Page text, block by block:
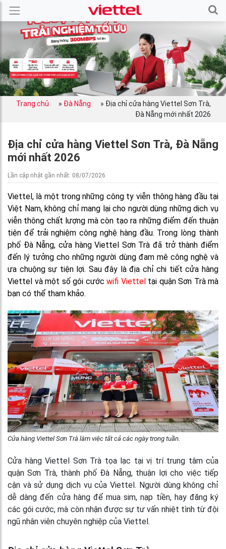
Trang chủ » Đà Nẵng » Địa chỉ cửa hàng Viettel Sơn Trà,
Đà Nẵng mới nhất 2026
Địa chỉ cửa hàng Viettel Sơn Trà, Đà Nẵng
mới nhất 2026
Lần cập nhật gần nhất: 08/07/2026
Viettel, là một trong những công ty viễn thông hàng đầu tại
Việt Nam, không chỉ mang lại cho người dùng những dịch vụ
viễn thông chất lượng mà còn tạo ra những điểm đến thuận
tiện để trải nghiệm công nghệ hàng đầu. Trong lòng thành
phố Đà Nẵng, cửa hàng Viettel Sơn Trà đã trở thành điểm
đến lý tưởng cho những người dùng đam mê công nghệ và
ưa chuộng sự tiện lợi. Sau đây là địa chỉ chi tiết cửa hàng
Viettel và một số gói cước wifi Viettel tại quận Sơn Trà mà
bạn có thể tham khảo.
Cửa hàng Viettel Sơn Trà làm việc tất cả các ngày trong tuần.
Cửa hàng Viettel Sơn Trà tọa lạc tại vị trí trung tâm của
quận Sơn Trà, thành phố Đà Nẵng, thuận lợi cho việc tiếp
cận và sử dụng dịch vụ của Viettel. Người dùng không chỉ
dễ dàng đến cửa hàng để mua sim, nạp tiền, hay đăng ký
các gói cước, mà còn nhận được sự tư vấn nhiệt tình từ đội
ngũ nhân viên chuyên nghiệp của Viettel.